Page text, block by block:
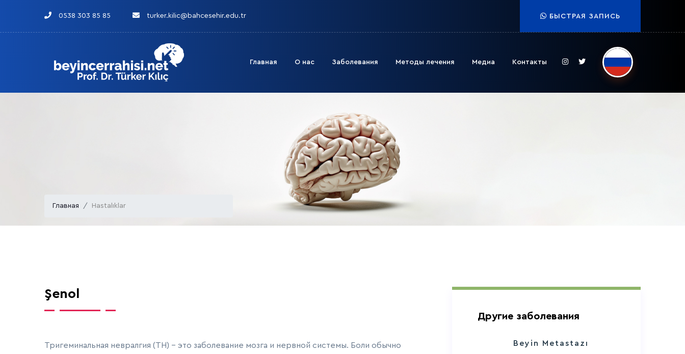
0538 303 85 85 turker.kilic@bahcesehir.edu.tr БЫСТРАЯ ЗАПИСЬ
Главная О нас Заболевания Методы лечения Медиа Контакты
Главная Hastalıklar
Şenol
Тригеминальная невралгия (ТН) - это заболевание мозга и нервной системы. Боли обычно
Другие заболевания
Beyin Metastazı